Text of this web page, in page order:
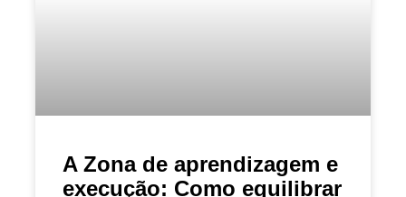
A Zona de aprendizagem e
execução: Como equilibrar